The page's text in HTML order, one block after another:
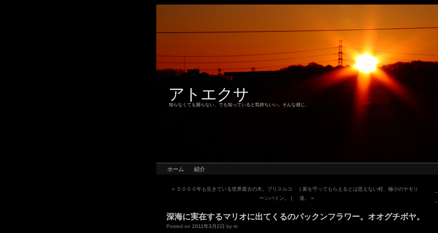
アトエクサ
知らなくても困らない、でも知っていると気持ちいい。そんな感じ。
ホーム 紹介
« ５０００年も生きている世界最古の木。ブリスルコ
ーンパイン。 |
| 家を守ってもらえるとは思えない程、極小のヤモリ
達。 »
深海に実在するマリオに出てくるのパックンフラワー。オオグチボヤ。
Posted on 2011年3月2日 by ni